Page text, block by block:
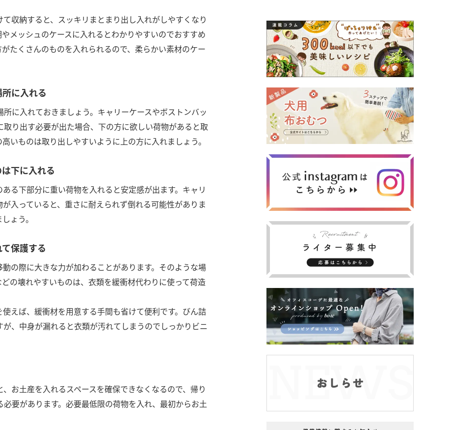
収納すると、スッキリまとまり出し入れがしやすくなり
メッシュのケースに入れるとわかりやすいのでおすすめ
たくさんのものを入れられるので、柔らかい素材のケー
に入れる
に入れておきましょう。キャリーケースやボストンバッ
り出す必要が出た場合、下の方に欲しい荷物があると取
いものは取り出しやすいように上の方に入れましょう。
下に入れる
る下部分に重い荷物を入れると安定感が出ます。キャリ
入っていると、重さに耐えられず倒れる可能性がありま
ょう。
保護する
の際に大きな力が加わることがあります。そのような場
の壊れやすいものは、衣類を緩衝材代わりに使って荷造
えば、緩衝材を用意する手間も省けて便利です。びん詰
、中身が漏れると衣類が汚れてしまうのでしっかりビニ
お土産を入れるスペースを確保できなくなるので、帰り
要があります。必要最低限の荷物を入れ、最初からお土